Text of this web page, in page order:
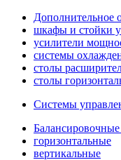
Дополнительное
шкафы и стойки
усилители
системы
столы
столы
Системы
Балансировочные
горизонтальные
вертикальные